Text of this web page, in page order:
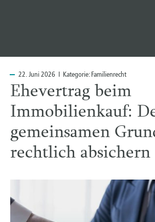
22.Juni 2026 I Kategorie:Familienrecht
Ehevertrag beim
Immobilienkauf:
gemeinsamen
rechtlich absichern